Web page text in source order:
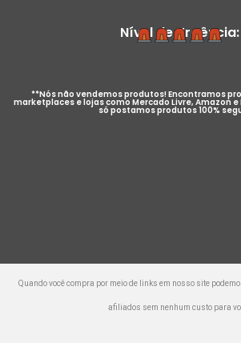
Nível de Urgência:
**Nós não vendemos produtos! Encontramos
marketplaces e lojas como Mercado Livre, Amazon e
só postamos produtos 100%
Quando você compra por meio de links em nosso site
afiliados sem nenhum custo para